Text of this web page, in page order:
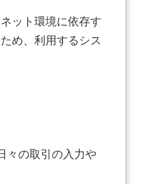
ット環境に依存す
め、利用するシス
々の取引の入力や